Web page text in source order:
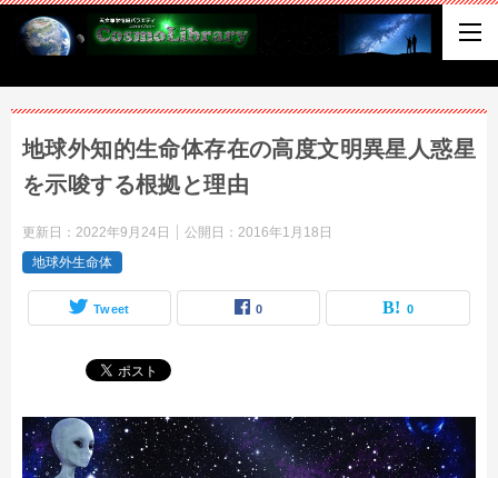
地球外知的生命体存在の高度文明異星人惑星
を示唆する根拠と理由
更新日： 2022年9月24日 公開日： 2016年1月18日
地球外生命体
Tweet 0 0